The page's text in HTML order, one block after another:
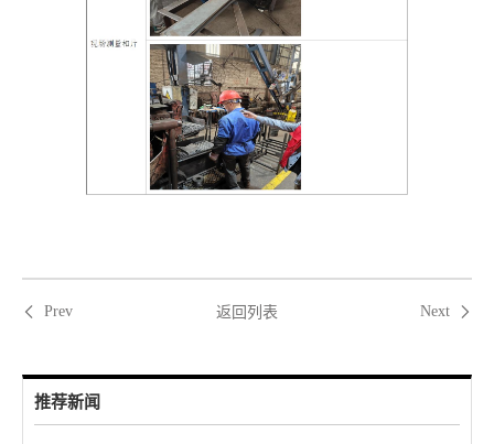
Prev 返回列表 Next
推荐新闻